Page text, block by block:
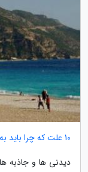
10 علت که چرا باید به ترکیه سفر کرد